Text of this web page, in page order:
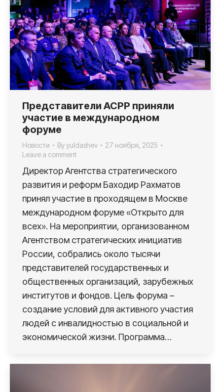
Представители АСРР приняли
участие в международном
форуме
Новости Byyuldashev
27 ноября, 2025
Leave a comment
Директор Агентства стратегического
развития и реформ Баходир Рахматов
принял участие в проходящем в Москве
международном форуме «Открыто для
всех». На мероприятии, организованном
Агентством стратегических инициатив
России, собрались около тысячи
представителей государственных и
общественных организаций, зарубежных
институтов и фондов. Цель форума –
создание условий для активного участия
людей с инвалидностью в социальной и
экономической жизни. Программа…